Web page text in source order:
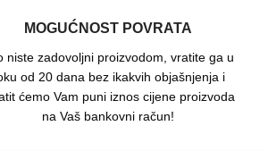
MOGUĆNOST POVRATA
niste zadovoljni proizvodom, vratite ga u
od 20 dana bez ikakvih objašnjenja i
ćemo Vam puni iznos cijene proizvoda
na Vaš bankovni račun!